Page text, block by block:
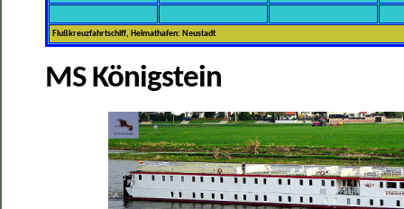
Flußkreuzfahrtschiff, Heimathafen: Neustadt
MS Königstein